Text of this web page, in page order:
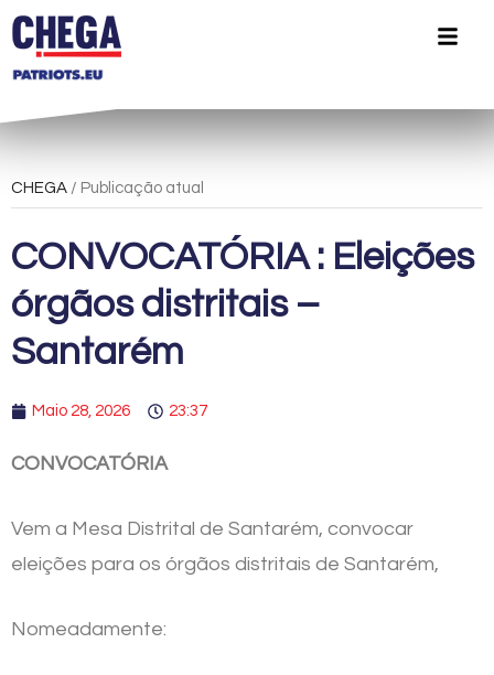
CHEGA / Publicação atual
CONVOCATÓRIA : Eleições
órgãos distritais –
Santarém
Maio 28, 2026 23:37
CONVOCATÓRIA
Vem a Mesa Distrital de Santarém, convocar
eleições para os órgãos distritais de Santarém,
Nomeadamente: